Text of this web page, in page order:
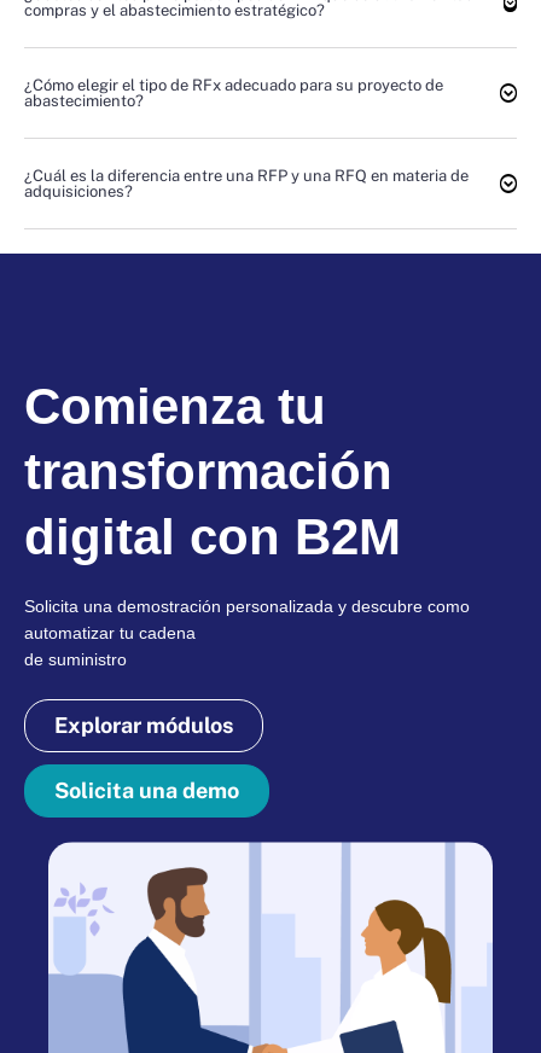
compras y el abastecimiento estratégico?
¿Cómo elegir el tipo de RFx adecuado para su proyecto de
abastecimiento?
¿Cuál es la diferencia entre una RFP y una RFQ en materia de
adquisiciones?
Comienza tu
transformación
digital con B2M
Solicita una demostración personalizada y descubre como
automatizar tu cadena
de suministro
Explorar módulos
Solicita una demo